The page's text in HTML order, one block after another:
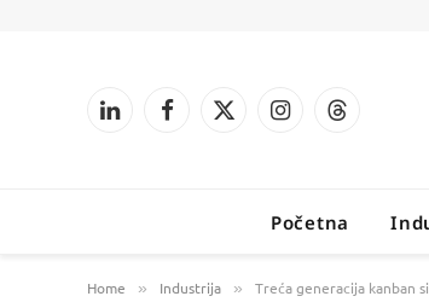
LinkedInFacebook
X
InstagramThreads
Početna
Home » Industrija » Treća generacija kanban